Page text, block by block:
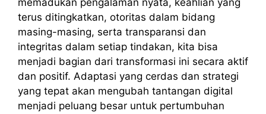
memadukan pengalaman nyata, keahlian yang
terus ditingkatkan, otoritas dalam bidang
masing-masing, serta transparansi dan
integritas dalam setiap tindakan, kita bisa
menjadi bagian dari transformasi ini secara aktif
dan positif. Adaptasi yang cerdas dan strategi
yang tepat akan mengubah tantangan digital
menjadi peluang besar untuk pertumbuhan